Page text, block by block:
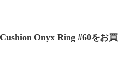
Onyx Ring #60をお買